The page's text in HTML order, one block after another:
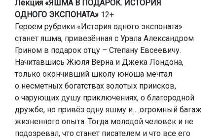
Лекция «ЯШМА В ПОДАРОК. ИСТОРИЯ
ОДНОГО ЭКСПОНАТА» 12+
Героем рубрики «История одного экспоната»
станет яшма, привезённая с Урала Александром
Грином в подарок отцу – Степану Евсеевичу.
Начитавшись Жюля Верна и Джека Лондона,
только окончивший школу юноша мечтал
о несметных богатствах золотых приисков,
о чарующих душу приключениях, о благородной
дружбе, но привёз одну яшму и… огромный багаж
жизненного опыта. Тогда молодой человек и не
подозревал, что станет писателем и что все его